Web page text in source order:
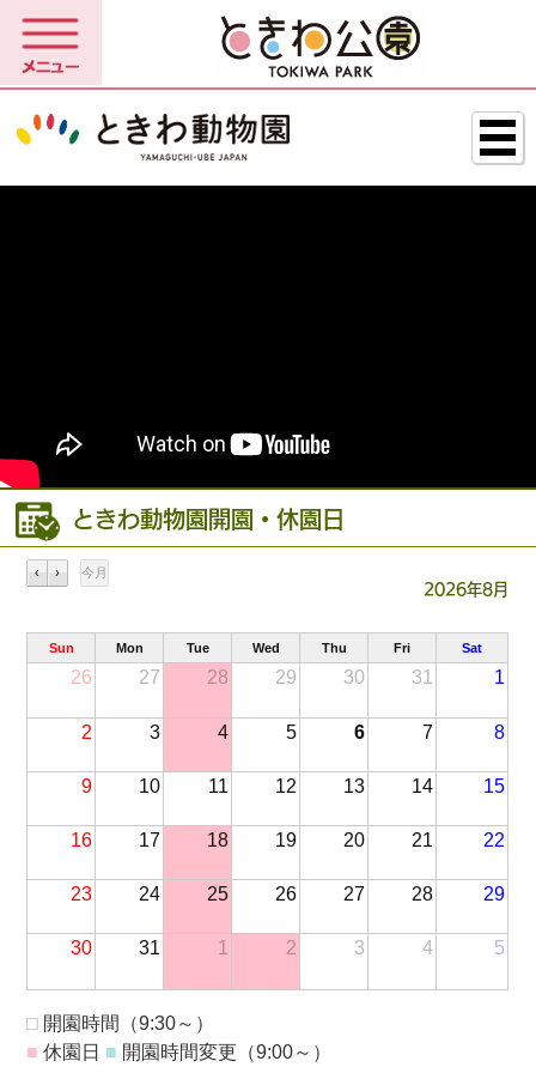
ときわ動物園開園・休園日
‹ › 今月
2026年8月
Sun Mon Tue Wed Thu Fri Sat
26 27 28 29 30 31 1
2 3 4 5 6 7 8
9 10 11 12 13 14 15
16 17 18 19 20 21 22
23 24 25 26 27 28 29
30 31 1 2 3 4 5
■ 開園時間（9:30～）
■ 休園日 ■ 開園時間変更（9:00～）